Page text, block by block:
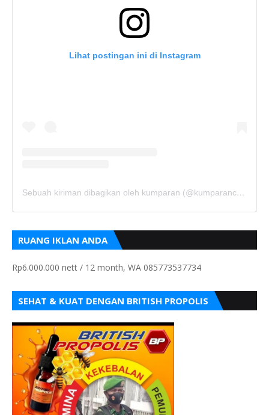
Lihat postingan ini di Instagram
Sebuah kiriman dibagikan oleh kumparan (@kumparancom)
RUANG IKLAN ANDA
Rp6.000.000 nett / 12 month, WA 085773537734
SEHAT & KUAT DENGAN BRITISH PROPOLIS